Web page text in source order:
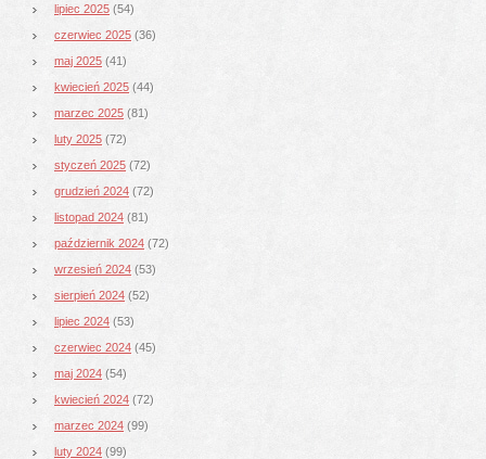
lipiec 2025 (54)
czerwiec 2025 (36)
maj 2025 (41)
kwiecień 2025 (44)
marzec 2025 (81)
luty 2025 (72)
styczeń 2025 (72)
grudzień 2024 (72)
listopad 2024 (81)
październik 2024 (72)
wrzesień 2024 (53)
sierpień 2024 (52)
lipiec 2024 (53)
czerwiec 2024 (45)
maj 2024 (54)
kwiecień 2024 (72)
marzec 2024 (99)
luty 2024 (99)